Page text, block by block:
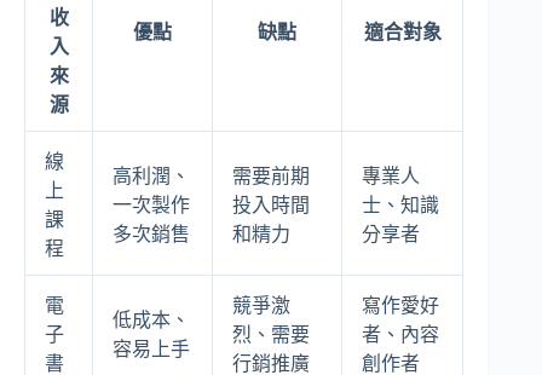
收
入
來
源
優點 缺點 適合對象
線
上
課
程
高利潤、
一次製作
多次銷售
需要前期
投入時間
和精力
專業人
士、知識
分享者
電
子
書
低成本、
容易上手
競爭激
烈、需要
行銷推廣
寫作愛好
者、內容
創作者